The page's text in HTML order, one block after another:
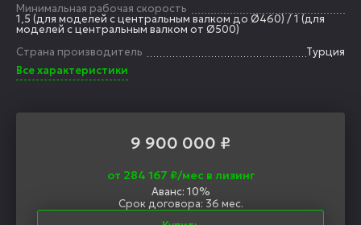
Минимальная рабочая скорость
1,5 (для моделей с центральным валком до Ø460) / 1 (для
моделей с центральным валком от Ø500)
Страна производитель
Турция
Все характеристики
9 900 000 ₽
от 284 167 ₽/мес в лизинг
Аванс: 10%
Срок договора: 36 мес.